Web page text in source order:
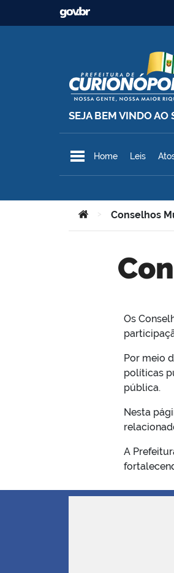
Ir para o conteúdo
SEJA BEM VINDO
Prefeitura
Home Leis
Você está aqui:
> Conselhos
Os
Por meio
políticas
pública.
Nesta
A